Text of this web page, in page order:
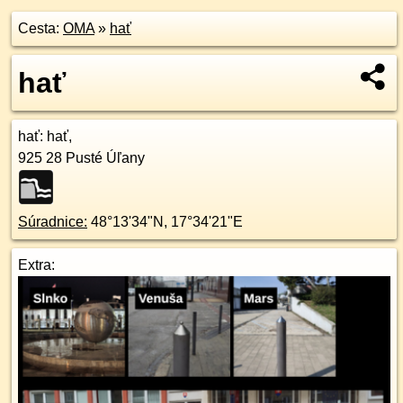
Cesta: OMA» hať
hať
hať: hať,
925 28 Pusté Úľany
Súradnice: 48°13'34"N , 17°34'21"E
Extra: